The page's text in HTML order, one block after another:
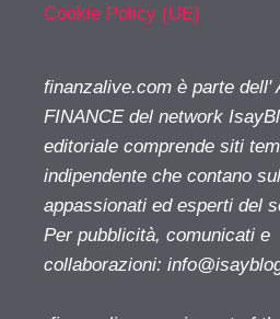
Cookie Policy (UE)
finanzalive.com è parte dell'
FINANCE del network
editoriale comprende siti
indipendente che contano
appassionati ed esperti del
Per pubblicità, comunicati e
collaborazioni: